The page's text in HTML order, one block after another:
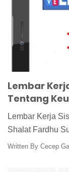
Media
Lembar
Tentang
Lembar Kerja
Shalat Fardhu
Written By Cecep